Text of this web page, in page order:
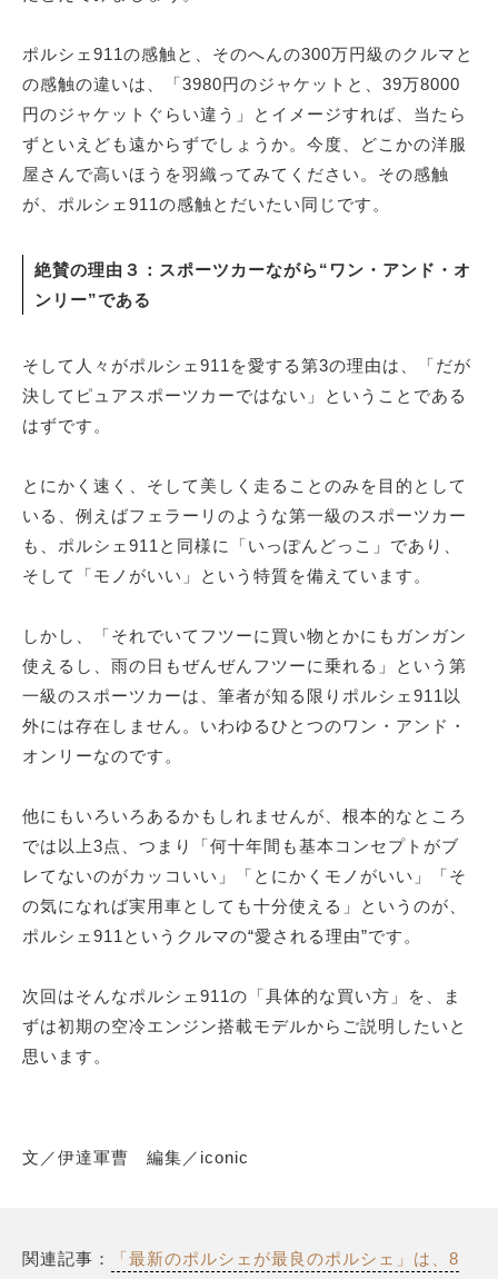
ポルシェ911の感触と、そのへんの300万円級のクルマと
の感触の違いは、「3980円のジャケットと、39万8000
円のジャケットぐらい違う」とイメージすれば、当たら
ずといえども遠からずでしょうか。今度、どこかの洋服
屋さんで高いほうを羽織ってみてください。その感触
が、ポルシェ911の感触とだいたい同じです。
絶賛の理由３：スポーツカーながら“ワン・アンド・オ
ンリー”である
そして人々がポルシェ911を愛する第3の理由は、「だが
決してピュアスポーツカーではない」ということである
はずです。
とにかく速く、そして美しく走ることのみを目的として
いる、例えばフェラーリのような第一級のスポーツカー
も、ポルシェ911と同様に「いっぽんどっこ」であり、
そして「モノがいい」という特質を備えています。
しかし、「それでいてフツーに買い物とかにもガンガン
使えるし、雨の日もぜんぜんフツーに乗れる」という第
一級のスポーツカーは、筆者が知る限りポルシェ911以
外には存在しません。いわゆるひとつのワン・アンド・
オンリーなのです。
他にもいろいろあるかもしれませんが、根本的なところ
では以上3点、つまり「何十年間も基本コンセプトがブ
レてないのがカッコいい」「とにかくモノがいい」「そ
の気になれば実用車としても十分使える」というのが、
ポルシェ911というクルマの“愛される理由”です。
次回はそんなポルシェ911の「具体的な買い方」を、ま
ずは初期の空冷エンジン搭載モデルからご説明したいと
思います。
文／伊達軍曹 編集／iconic
関連記事： 「最新のポルシェが最良のポルシェ」は、8